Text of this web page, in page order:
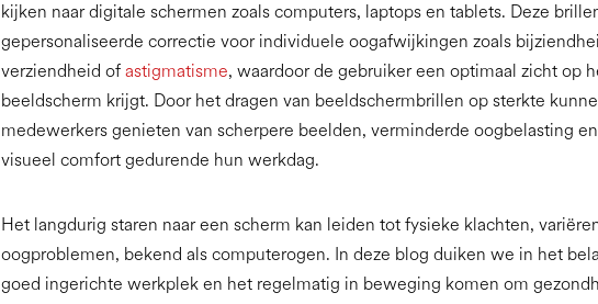
kijken naar digitale schermen zoals computers, laptops en tablets. Deze
gepersonaliseerde correctie voor individuele oogafwijkingen zoals
verziendheid of astigmatisme, waardoor de gebruiker een optimaal zicht op
beeldscherm krijgt. Door het dragen van beeldschermbrillen op sterkte
medewerkers genieten van scherpere beelden, verminderde oogbelasting
visueel comfort gedurende hun werkdag.
Het langdurig staren naar een scherm kan leiden tot fysieke klachten,
oogproblemen, bekend als computerogen. In deze blog duiken we in het
goed ingerichte werkplek en het regelmatig in beweging komen om